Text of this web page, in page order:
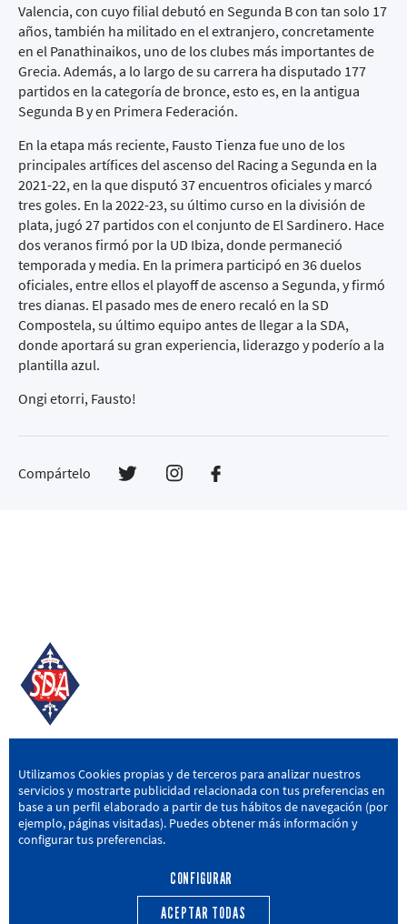
Valencia, con cuyo filial debutó en Segunda B con tan solo 17
años, también ha militado en el extranjero, concretamente
en el Panathinaikos, uno de los clubes más importantes de
Grecia. Además, a lo largo de su carrera ha disputado 177
partidos en la categoría de bronce, esto es, en la antigua
Segunda B y en Primera Federación.
En la etapa más reciente, Fausto Tienza fue uno de los
principales artífices del ascenso del Racing a Segunda en la
2021-22, en la que disputó 37 encuentros oficiales y marcó
tres goles. En la 2022-23, su último curso en la división de
plata, jugó 27 partidos con el conjunto de El Sardinero. Hace
dos veranos firmó por la UD Ibiza, donde permaneció
temporada y media. En la primera participó en 36 duelos
oficiales, entre ellos el playoff de ascenso a Segunda, y firmó
tres dianas. El pasado mes de enero recaló en la SD
Compostela, su último equipo antes de llegar a la SDA,
donde aportará su gran experiencia, liderazgo y poderío a la
plantilla azul.
Ongi etorri, Fausto!
Compártelo
SD AMOREBIETA
San Miguel Kalea, 16, 48340 Amorebieta, Bizkaia
946 604 751 | sda@sdamorebieta.eus
Utilizamos Cookies propias y de terceros para analizar nuestros
servicios y mostrarte publicidad relacionada con tus preferencias en
base a un perfil elaborado a partir de tus hábitos de navegación (por
ejemplo, páginas visitadas). Puedes obtener más información y
configurar tus preferencias.
CONFIGURAR
ACEPTAR TODAS